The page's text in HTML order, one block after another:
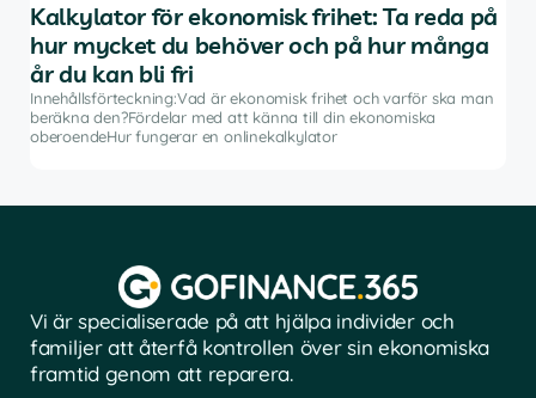
Kalkylator för ekonomisk frihet: Ta reda på
hur mycket du behöver och på hur många
år du kan bli fri
Innehållsförteckning:Vad är ekonomisk frihet och varför ska man
beräkna den?Fördelar med att känna till din ekonomiska
oberoendeHur fungerar en onlinekalkylator
Vi är specialiserade på att hjälpa individer och
familjer att återfå kontrollen över sin ekonomiska
framtid genom att reparera.